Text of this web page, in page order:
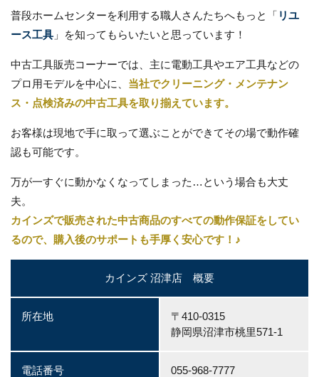
普段ホームセンターを利用する職人さんたちへもっと「 リユ
ース工具 」を知ってもらいたいと思っています！
中古工具販売コーナーでは、主に電動工具やエア工具などの
プロ用モデルを中心に、 当社でクリーニング・メンテナン
ス・点検済みの中古工具を取り揃えています。
お客様は現地で手に取って選ぶことができてその場で動作確
認も可能です。
万が一すぐに動かなくなってしまった…という場合も大丈
夫。
カインズで販売された中古商品のすべての動作保証をしてい
るので、購入後のサポートも手厚く安心です！♪
カインズ 沼津店 概要
所在地
〒410-0315
静岡県沼津市桃里571-1
電話番号 055-968-7777